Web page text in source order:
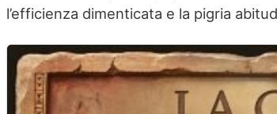
l’efficienza dimenticata e la pigria